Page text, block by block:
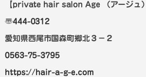
【private hair salon Age （アージュ）
〠444-0312
愛知県西尾市国森町郷北３－２
0563-75-3795
https://hair-a-g-e.com